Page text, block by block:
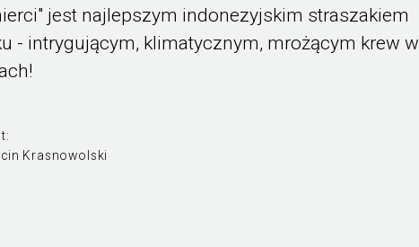
jest najlepszym indonezyjskim straszakiem
- intrygującym, klimatycznym, mrożącym krew w
Krasnowolski